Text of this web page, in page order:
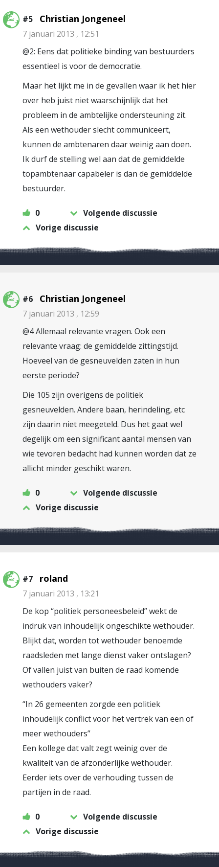
#5 Christian Jongeneel
7 januari 2013 , 12:51
@2: Eens dat politieke binding van bestuurders
essentieel is voor de democratie.
Maar het lijkt me in de gevallen waar ik het hier
over heb juist niet waarschijnlijk dat het
probleem in de ambtelijke ondersteuning zit.
Als een wethouder slecht communiceert,
kunnen de ambtenaren daar weinig aan doen.
Ik durf de stelling wel aan dat de gemiddelde
topambtenaar capabeler is dan de gemiddelde
bestuurder.
0
Volgende discussie
Vorige discussie
#6 Christian Jongeneel
7 januari 2013 , 12:59
@4 Allemaal relevante vragen. Ook een
relevante vraag: de gemiddelde zittingstijd.
Hoeveel van de gesneuvelden zaten in hun
eerste periode?
Die 105 zijn overigens de politiek
gesneuvelden. Andere baan, herindeling, etc
zijn daarin niet meegeteld. Dus het gaat wel
degelijk om een significant aantal mensen van
wie tevoren bedacht had kunnen worden dat ze
allicht minder geschikt waren.
0
Volgende discussie
Vorige discussie
#7 roland
7 januari 2013 , 13:21
De kop “politiek personeesbeleid” wekt de
indruk van inhoudelijk ongeschikte wethouder.
Blijkt dat, worden tot wethouder benoemde
raadsleden met lange dienst vaker ontslagen?
Of vallen juist van buiten de raad komende
wethouders vaker?
“In 26 gemeenten zorgde een politiek
inhoudelijk conflict voor het vertrek van een of
meer wethouders”
Een kollege dat valt zegt weinig over de
kwaliteit van de afzonderlijke wethouder.
Eerder iets over de verhouding tussen de
partijen in de raad.
0
Volgende discussie
Vorige discussie